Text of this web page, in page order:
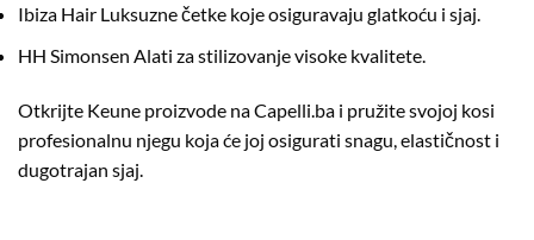
Ibiza Hair Luksuzne četke koje osiguravaju glatkoću i sjaj.
HH Simonsen Alati za stilizovanje visoke kvalitete.
Otkrijte Keune proizvode naCapelli.ba i pružite svojoj kosi
profesionalnu njegu koja će joj osigurati snagu, elastičnost i
dugotrajan sjaj.